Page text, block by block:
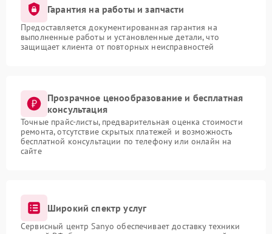
Гарантия на работы и запчасти
Предоставляется документированная гарантия на
выполненные работы и установленные детали, что
защищает клиента от повторных неисправностей
Прозрачное ценообразование и бесплатная
консультация
Точные прайс-листы, предварительная оценка стоимости
ремонта, отсутствие скрытых платежей и возможность
бесплатной консультации по телефону или онлайн на
сайте
Широкий спектр услуг
Сервисный центр Sanyo обеспечивает доставку техники